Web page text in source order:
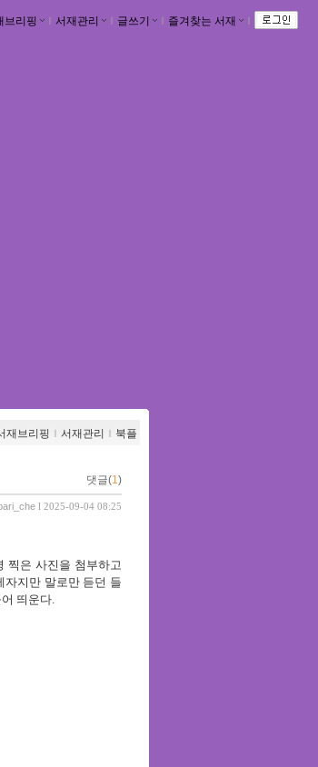
브리핑 ｌ 서재관리 ｌ 글쓰기 ｌ 즐겨찾는 서재 ｌ
재브리핑 ｌ 서재관리 ｌ 북플
댓글(1)
l 2025-09-04 08:25
찍은 사진을 첨부하고
자지만 말로만 듣던 들
띄운다.